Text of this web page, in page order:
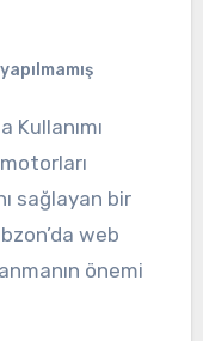
sağlayan bir
web
önemi